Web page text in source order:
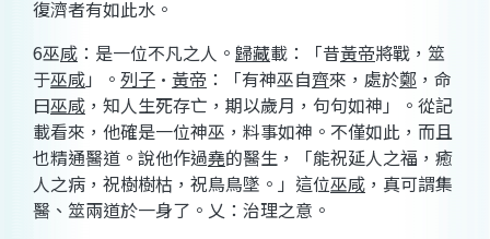
復濟者有如此水。
6巫咸 ：是一位不凡之人。 歸藏載：「昔黃帝將戰，筮
于巫咸」。 列子 · 黃帝 ：「有神巫自齊來，處於鄭 ，命
曰巫咸 ，知人生死存亡，期以歲月，句句如神」。從記
載看來，他確是一位神巫，料事如神。不僅如此，而且
也精通醫道。說他作過堯的醫生，「能祝延人之福，癒
人之病，祝樹樹枯，祝鳥鳥墜。」這位巫咸 ，真可謂集
醫、筮兩道於一身了。乂：治理之意。